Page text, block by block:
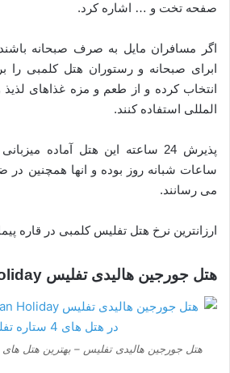
صفحه تخت و … اشاره کرد.
اگر مسافران مایل به صرف صبحانه
ابرای صبحانه و رستوران هتل کلمبی
انتخاب کرده و از طعم و مزه غذاهای
المللی استفاده کنند.
پذیرش 24 ساعته این هتل آماده
ساعات شبانه روز بوده و انها همچنین در
می رسانند.
ارزانترین نرخ هتل تفلیس کلمبی در قاره
هتل جورجین هالیدی تفلیس Georgian Holiday
هتل جورجین هالیدی تفلیس – بهترین هتل های 4 ستاره تفلیس در